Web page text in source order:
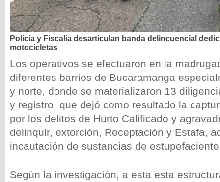
Policía y Fiscalía desarticulan banda delincuencial
motocicletas
Los operativos se efectuaron en la
diferentes barrios de Bucaramanga
y norte, donde se materializaron 13
y registro, que dejó como resultado la
por los delitos de Hurto Calificado y
delinquir, extorción, Receptación y Estafa,
incautación de sustancias de
Según la investigación, a esta esta